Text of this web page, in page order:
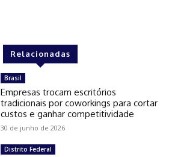
Relacionadas
Brasil
Empresas trocam escritórios
tradicionais por coworkings para cortar
custos e ganhar competitividade
30 de junho de 2026
Distrito Federal